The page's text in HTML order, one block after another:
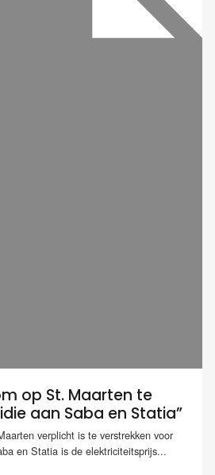
op St. Maarten te
aan Saba en Statia”
verplicht is te verstrekken voor
en Statia is de elektriciteitsprijs...